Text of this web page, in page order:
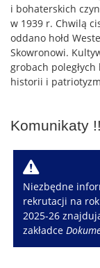
i bohaterskich
w 1939 r. Chwilą
oddano hołd
Skowronowi.
grobach
historii i
Komunikaty
W
Niezbędne
rekrutacji na
2025-26
zakładce